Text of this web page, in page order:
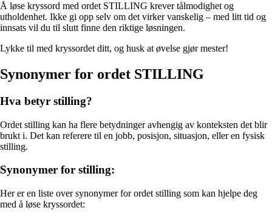
Å løse kryssord med ordet STILLING krever tålmodighet og
utholdenhet. Ikke gi opp selv om det virker vanskelig – med litt tid og
innsats vil du til slutt finne den riktige løsningen.
Lykke til med kryssordet ditt, og husk at øvelse gjør mester!
Synonymer for ordet STILLING
Hva betyr stilling?
Ordet stilling kan ha flere betydninger avhengig av konteksten det blir
brukt i. Det kan referere til en jobb, posisjon, situasjon, eller en fysisk
stilling.
Synonymer for stilling:
Her er en liste over synonymer for ordet stilling som kan hjelpe deg
med å løse kryssordet: